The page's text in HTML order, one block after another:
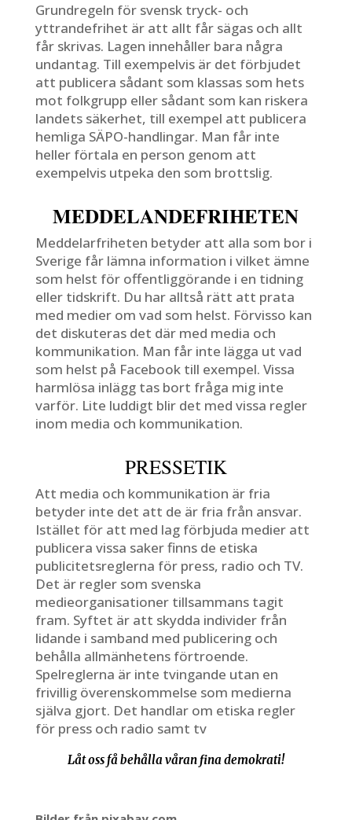
Grundregeln för svensk tryck- och
yttrandefrihet är att allt får sägas och allt
får skrivas. Lagen innehåller bara några
undantag. Till exempelvis är det förbjudet
att publicera sådant som klassas som hets
mot folkgrupp eller sådant som kan riskera
landets säkerhet, till exempel att publicera
hemliga SÄPO-handlingar. Man får inte
heller förtala en person genom att
exempelvis utpeka den som brottslig.
MEDDELANDEFRIHETEN
Meddelarfriheten betyder att alla som bor i
Sverige får lämna information i vilket ämne
som helst för offentliggörande i en tidning
eller tidskrift. Du har alltså rätt att prata
med medier om vad som helst. Förvisso kan
det diskuteras det där med media och
kommunikation. Man får inte lägga ut vad
som helst på Facebook till exempel. Vissa
harmlösa inlägg tas bort fråga mig inte
varför. Lite luddigt blir det med vissa regler
inom media och kommunikation.
PRESSETIK
Att media och kommunikation är fria
betyder inte det att de är fria från ansvar.
Istället för att med lag förbjuda medier att
publicera vissa saker finns de etiska
publicitetsreglerna för press, radio och TV.
Det är regler som svenska
medieorganisationer tillsammans tagit
fram. Syftet är att skydda individer från
lidande i samband med publicering och
behålla allmänhetens förtroende.
Spelreglerna är inte tvingande utan en
frivillig överenskommelse som medierna
själva gjort. Det handlar om etiska regler
för press och radio samt tv
Låt oss få behålla våran fina demokrati!